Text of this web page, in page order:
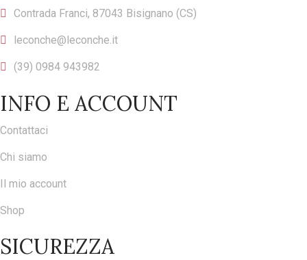
Contrada Franci, 87043 Bisignano (CS)
leconche@leconche.it
(39) 0984 943982
INFO E ACCOUNT
Contattaci
Chi siamo
Il mio account
Shop
SICUREZZA